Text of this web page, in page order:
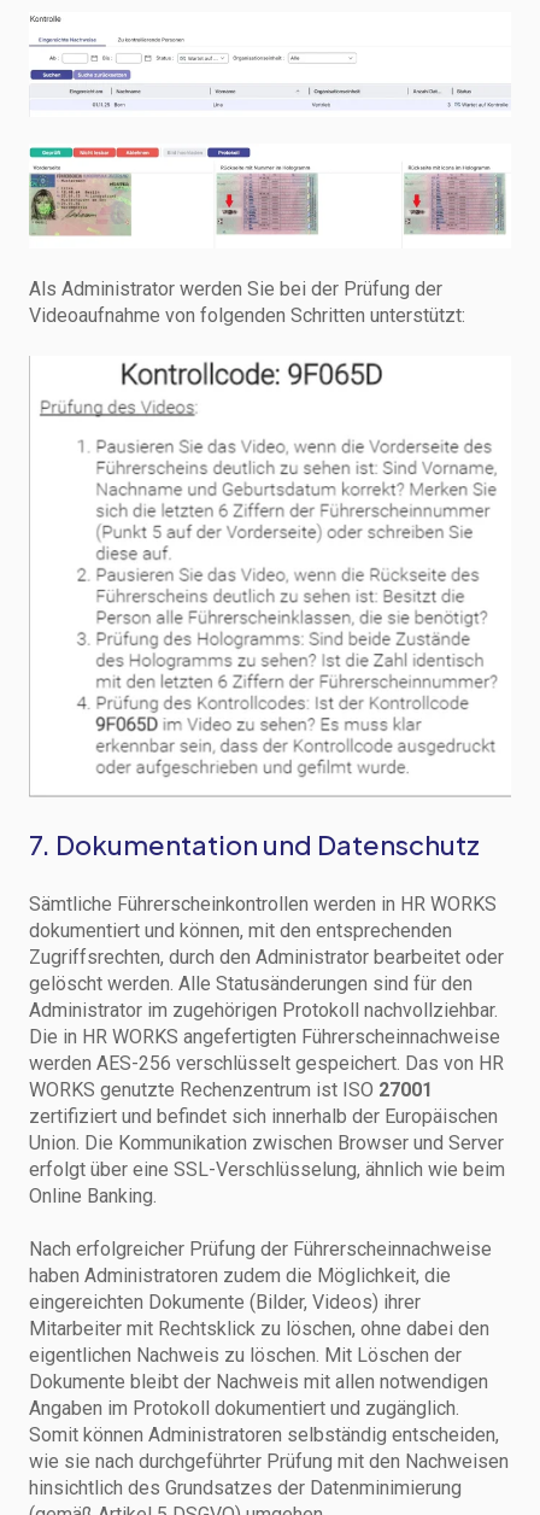
Als Administrator werden Sie bei der Prüfung der
Videoaufnahme von folgenden Schritten unterstützt:
7. Dokumentation und Datenschutz
Sämtliche Führerscheinkontrollen werden in HR WORKS
dokumentiert und können, mit den entsprechenden
Zugriffsrechten, durch den Administrator bearbeitet oder
gelöscht werden. Alle Statusänderungen sind für den
Administrator im zugehörigen Protokoll nachvollziehbar.
Die in HR WORKS angefertigten Führerscheinnachweise
werden AES-256 verschlüsselt gespeichert. Das von HR
WORKS genutzte Rechenzentrum ist ISO 27001
zertifiziert und befindet sich innerhalb der Europäischen
Union. Die Kommunikation zwischen Browser und Server
erfolgt über eine SSL-Verschlüsselung, ähnlich wie beim
Online Banking.
Nach erfolgreicher Prüfung der Führerscheinnachweise
haben Administratoren zudem die Möglichkeit, die
eingereichten Dokumente (Bilder, Videos) ihrer
Mitarbeiter mit Rechtsklick zu löschen, ohne dabei den
eigentlichen Nachweis zu löschen. Mit Löschen der
Dokumente bleibt der Nachweis mit allen notwendigen
Angaben im Protokoll dokumentiert und zugänglich.
Somit können Administratoren selbständig entscheiden,
wie sie nach durchgeführter Prüfung mit den Nachweisen
hinsichtlich des Grundsatzes der Datenminimierung